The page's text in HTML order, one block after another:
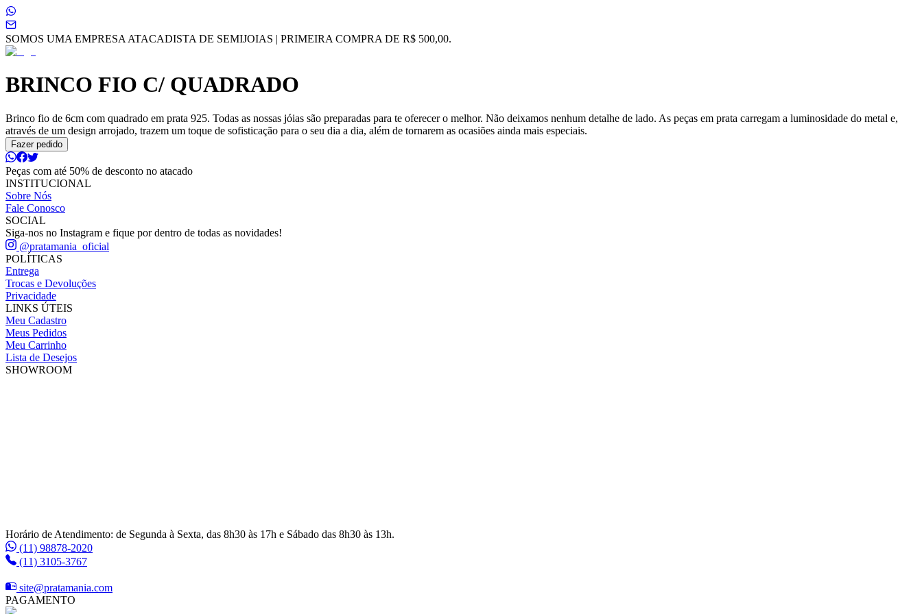
SOMOS UMA EMPRESA ATACADISTA DE SEMIJOIAS | PRIMEIRA COMPRA DE R$ 500,00.
BRINCO FIO C/ QUADRADO
Brinco fio de 6cm com quadrado em prata 925. Todas as nossas jóias são preparadas para te oferecer o melhor. Não deixamos nenhum detalhe de lado. As peças em prata carregam a luminosidade do metal e,
através de um design arrojado, trazem um toque de sofisticação para o seu dia a dia, além de tornarem as ocasiões ainda mais especiais.
Fazer pedido
Peças com até 50% de desconto no atacado
INSTITUCIONAL
Sobre Nós
Fale Conosco
SOCIAL
Siga-nos no Instagram e fique por dentro de todas as novidades!
@pratamania_oficial
POLÍTICAS
Entrega
Trocas e Devoluções
Privacidade
LINKS ÚTEIS
Meu Cadastro
Meus Pedidos
Meu Carrinho
Lista de Desejos
SHOWROOM
Horário de Atendimento: de Segunda à Sexta, das 8h30 às 17h e Sábado das 8h30 às 13h.
(11) 98878-2020
(11) 3105-3767
site@pratamania.com
PAGAMENTO